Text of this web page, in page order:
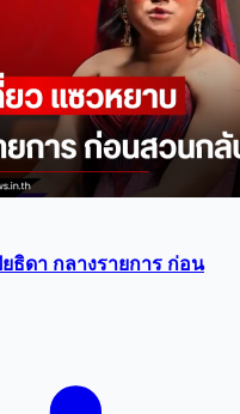
ธิดา กลางรายการ ก่อน